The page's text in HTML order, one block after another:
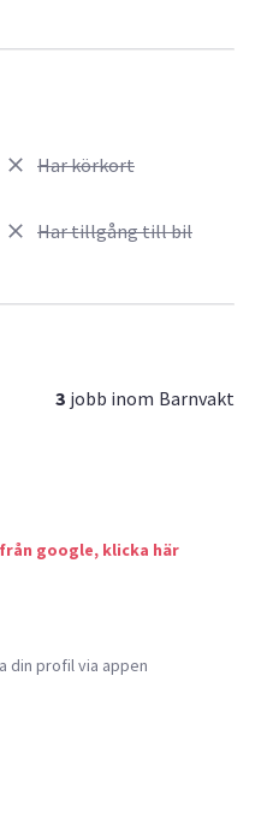
Har körkort
Har tillgång till bil
3 jobb inom Barnvakt
google, klicka här
din profil via appen